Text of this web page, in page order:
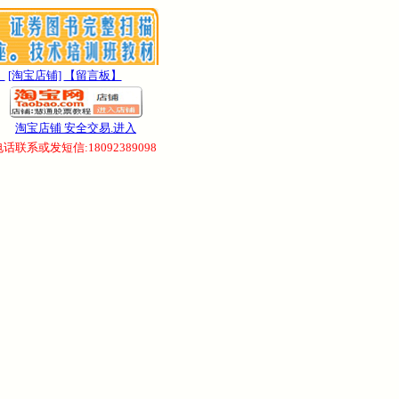
[淘宝店铺] 【留言板】
淘宝店铺 安全交易.进入
联系或发短信:18092389098